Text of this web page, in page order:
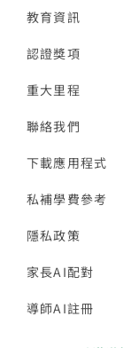
教育資訊
認證獎項
重大里程
聯絡我們
下載應用程式
私補學費參考
隱私政策
家長AI配對
導師AI註冊